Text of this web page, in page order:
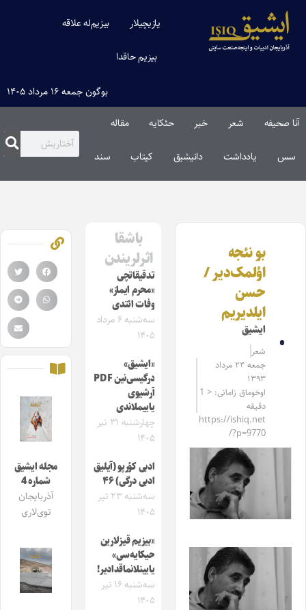
یازیچیلار بیزیم‌له علاقه
بیزیم حاقدا
بوگون جمعه ۱۶ مرداد ۱۴۰۵
آنا صحیفه شعر خبر حئکایه مقاله‌
سس یادداشت دانیشیق کیتاب سند
بو نئجه
اؤلمک‌دیر /
حسن
ایلدیریم
ایشیق
شعر
جمعه ۲۴ مرداد
۱۳۹۳
اوخوماق زامانی: < 1
دقیقه
https://ishiq.net
/?p=9770
باشقا
اثرلریندن
تدقیقاتچی
«محرم ایماز»
وفات ائتدی
سه‌شنبه ۶ مرداد
۱۴۰۵
«ایشیق»
درگیسی‌نین PDF
آرشیوی
یاییملاندی
چهارشنبه ۳۱ تیر
۱۴۰۵
ادبی کؤرپو (آیلیق
ادبی درگی) ۴۶
سه‌شنبه ۲۳ تیر
۱۴۰۵
«بیزیم قیزلارین
حیکایه‌سی»
یایینلانماقدادیر!
سه‌شنبه ۱۶ تیر
۱۴۰۵
مجله ایشیق
شماره 4
آذربایجان
توی‌لاری